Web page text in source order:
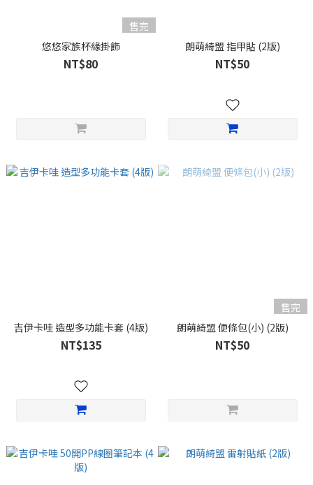
售完
悠悠家族杯緣掛飾
NT$80
朗萌綺盟 指甲貼 (2版)
NT$50
吉伊卡哇 造型多功能卡套 (4版)
NT$135
售完
朗萌綺盟 便條包(小) (2版)
NT$50